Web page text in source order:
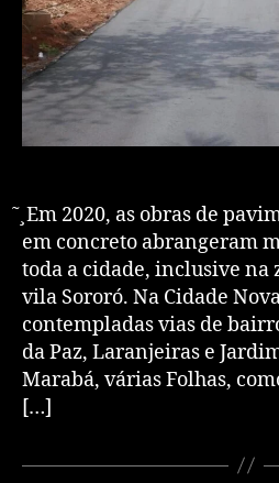
Em 2020, as obras de
em concreto abrangeram
toda a cidade, inclusive na
vila Sororó. Na Cidade
contempladas vias de
da Paz, Laranjeiras e
Marabá, várias Folhas,
[…]